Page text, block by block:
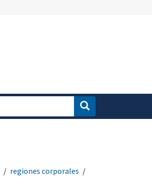
regiones corporales